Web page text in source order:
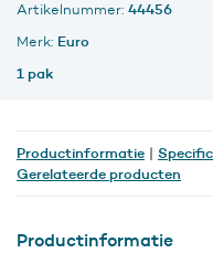
1
laags,
2
aantal
Artikelnummer: 44456
Merk: Euro
1 pak
Productinformatie |
Gerelateerde producten
Productinformatie